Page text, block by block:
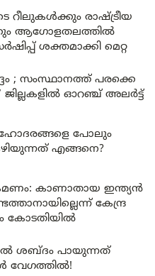
റീലുകൾക്കും രാഷ്ട്രീയ
ആഗോളതലത്തിൽ
ശക്തമാക്കി മെറ്റ
; സംസ്ഥാനത്ത് പരക്കെ
ജില്ലകളിൽ ഓറഞ്ച് അലർട്ട്
സഹോദരങ്ങളെ പോലും
എങ്ങനെ?
കാണാതായ ഇന്ത്യൻ
കേന്ദ്ര
കോടതിയിൽ
ശബ്ദം പായുന്നത്
വേഗത്തിൽ!